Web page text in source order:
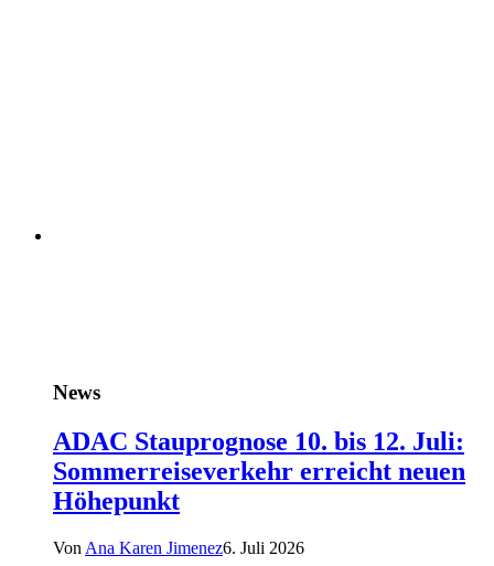
News
ADAC Stauprognose 10. bis 12. Juli:
Sommerreiseverkehr erreicht neuen
Höhepunkt
Von Ana Karen Jimenez6. Juli 2026